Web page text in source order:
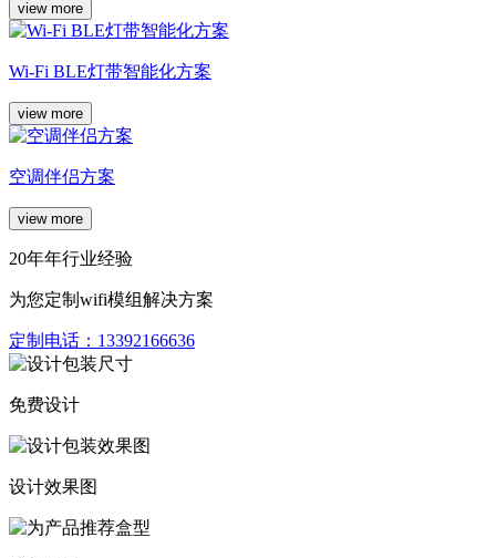
view more
Wi-Fi BLE灯带智能化方案
view more
空调伴侣方案
view more
20年年行业经验
为您定制wifi模组解决方案
定制电话： 13392166636
免费设计
设计效果图